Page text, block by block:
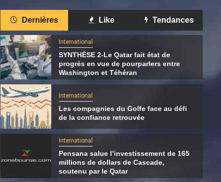
les
de GNL
dépasser
4
International
Pensana salue l’investissement de
165 millions de dollars de Cascade,
soutenu par le Qatar
Dernières Like Tendances
International
SYNTHÈSE 2-Le Qatar fait état de
progrès en vue de pourparlers entre
Washington et Téhéran
International
Les compagnies du Golfe face au défi
de la confiance retrouvée
International
Pensana salue l’investissement de 165
millions de dollars de Cascade,
soutenu par le Qatar